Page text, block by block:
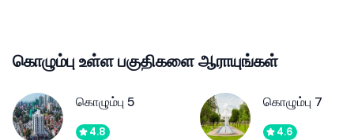
கொழும்பு உள்ள பகுதிகளை ஆராயுங்கள்
கொழும்பு 5
4.8
கொழும்பு 7
4.6